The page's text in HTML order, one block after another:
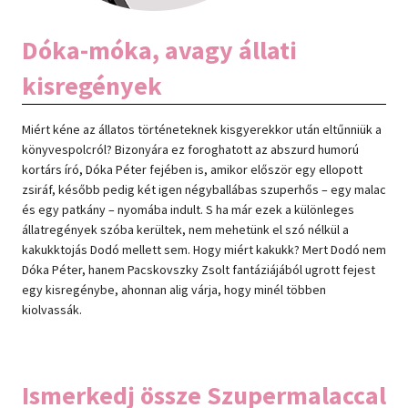
Dóka-móka, avagy állati
kisregények
Miért kéne az állatos történeteknek kisgyerekkor után eltűnniük a
könyvespolcról? Bizonyára ez foroghatott az abszurd humorú
kortárs író, Dóka Péter fejében is, amikor először egy ellopott
zsiráf, később pedig két igen négyballábas szuperhős – egy malac
és egy patkány – nyomába indult. S ha már ezek a különleges
állatregények szóba kerültek, nem mehetünk el szó nélkül a
kakukktojás Dodó mellett sem. Hogy miért kakukk? Mert Dodó nem
Dóka Péter, hanem Pacskovszky Zsolt fantáziájából ugrott fejest
egy kisregénybe, ahonnan alig várja, hogy minél többen
kiolvassák.
Ismerkedj össze Szupermalaccal